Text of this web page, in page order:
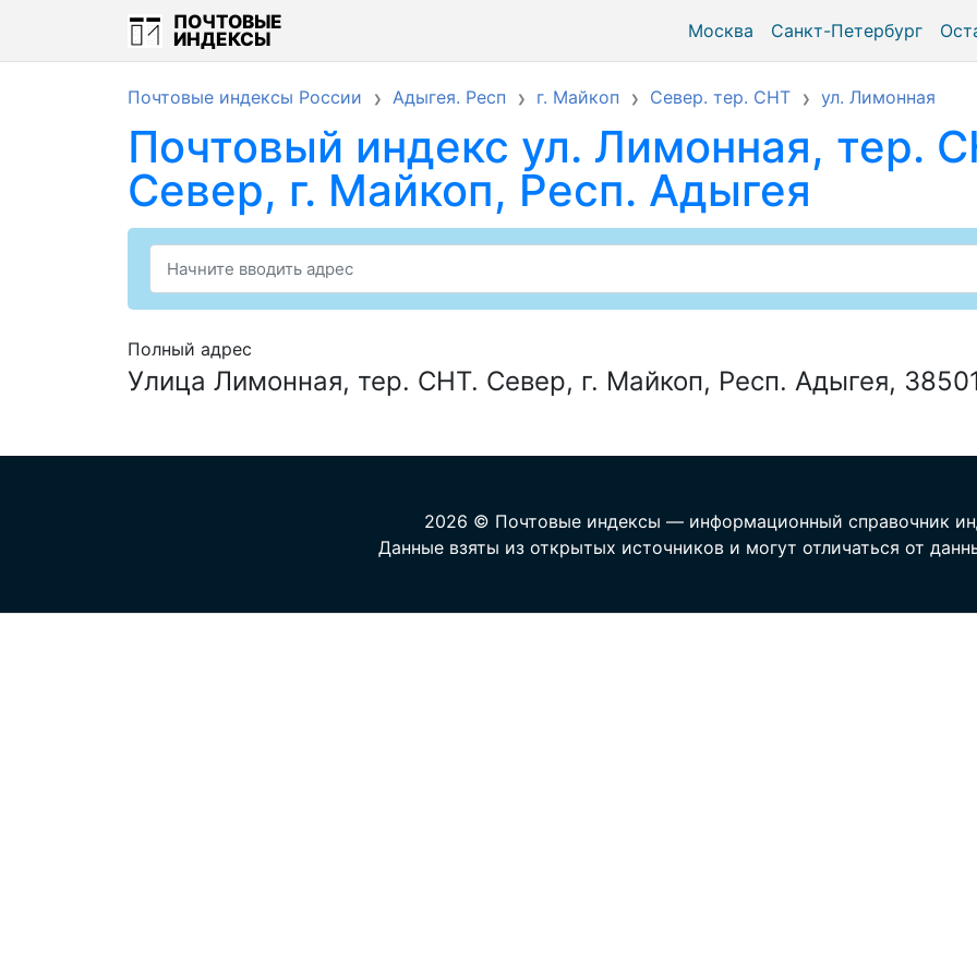
ПОЧТОВЫЕ
ИНДЕКСЫ
Москва Санкт-Петербург
Почтовые индексы России Адыгея. Респ г. Майкоп Север. тер. СНТ ул. Лимонная
Почтовый индекс ул. Лимонная, тер.
Север, г. Майкоп, Респ. Адыгея
Полный адрес
Улица Лимонная, тер. СНТ. Север, г. Майкоп, Респ. Адыгея,
2026 © Почтовые индексы — информационный справочник
Данные взяты из открытых источников и могут отличаться от